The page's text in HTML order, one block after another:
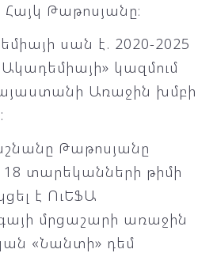
Թաթոսյանը։
սան է. 2020-2025
Ակադեմիայի» կազմում
Առաջին խմբի
Թաթոսյանը
18 տարեկանների թիմի
է ՈւԵՖԱ
մրցաշարի առաջին
«Նանտի» դեմ